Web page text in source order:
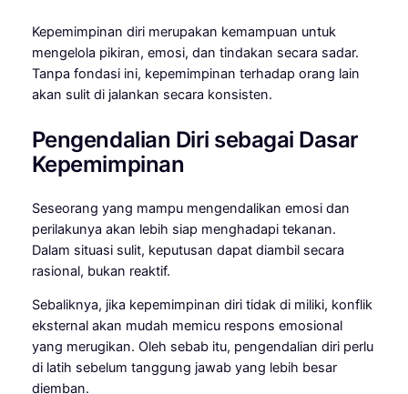
Kepemimpinan diri merupakan kemampuan untuk
mengelola pikiran, emosi, dan tindakan secara sadar.
Tanpa fondasi ini, kepemimpinan terhadap orang lain
akan sulit di jalankan secara konsisten.
Pengendalian Diri sebagai Dasar
Kepemimpinan
Seseorang yang mampu mengendalikan emosi dan
perilakunya akan lebih siap menghadapi tekanan.
Dalam situasi sulit, keputusan dapat diambil secara
rasional, bukan reaktif.
Sebaliknya, jika kepemimpinan diri tidak di miliki, konflik
eksternal akan mudah memicu respons emosional
yang merugikan. Oleh sebab itu, pengendalian diri perlu
di latih sebelum tanggung jawab yang lebih besar
diemban.